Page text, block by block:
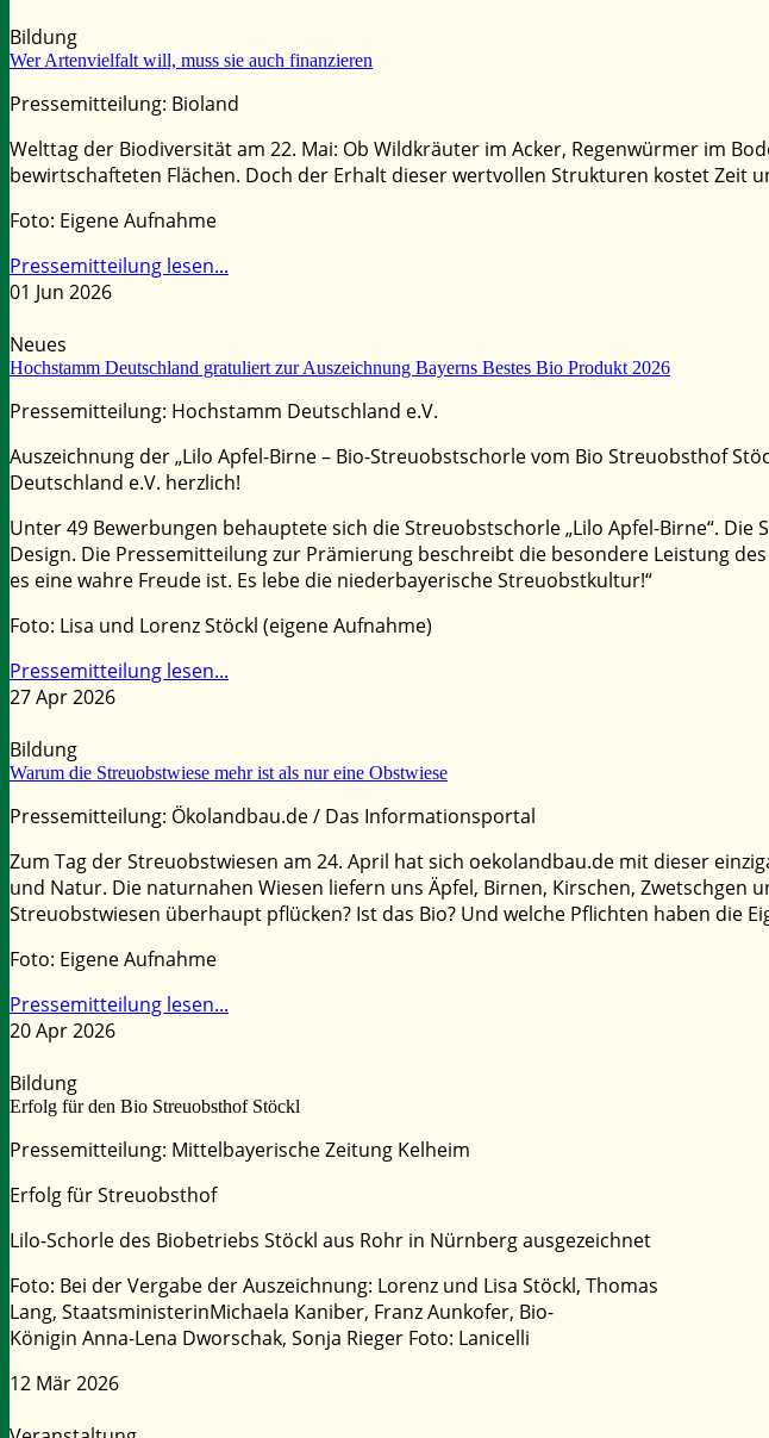
Bildung
Wer Artenvielfalt will, muss sie auch finanzieren
Pressemitteilung: Bioland
Welttag der Biodiversität am 22. Mai: Ob Wildkräuter im Acker, Regenwürmer im
bewirtschafteten Flächen. Doch der Erhalt dieser wertvollen Strukturen kostet Zeit
Foto: Eigene Aufnahme
Pressemitteilung lesen...
01 Jun 2026
Neues
Hochstamm Deutschland gratuliert zur Auszeichnung Bayerns Bestes Bio Produkt 2026
Pressemitteilung: Hochstamm Deutschland e.V.
Auszeichnung der „Lilo Apfel-Birne – Bio-Streuobstschorle vom Bio Streuobsthof
Deutschland e.V. herzlich!
Unter 49 Bewerbungen behauptete sich die Streuobstschorle „Lilo Apfel-Birne“.
Design. Die Pressemitteilung zur Prämierung beschreibt die besondere Leistung
es eine wahre Freude ist. Es lebe die niederbayerische Streuobstkultur!“
Foto: Lisa und Lorenz Stöckl (eigene Aufnahme)
Pressemitteilung lesen...
27 Apr 2026
Bildung
Warum die Streuobstwiese mehr ist als nur eine Obstwiese
Pressemitteilung: Ökolandbau.de / Das Informationsportal
Zum Tag der Streuobstwiesen am 24. April hat sich oekolandbau.de mit dieser
und Natur. Die naturnahen Wiesen liefern uns Äpfel, Birnen, Kirschen,
Streuobstwiesen überhaupt pflücken? Ist das Bio? Und welche Pflichten haben die
Foto: Eigene Aufnahme
Pressemitteilung lesen...
20 Apr 2026
Bildung
Erfolg für den Bio Streuobsthof Stöckl
Pressemitteilung: Mittelbayerische Zeitung Kelheim
Erfolg für Streuobsthof
Lilo-Schorle des Biobetriebs Stöckl aus Rohr in Nürnberg ausgezeichnet
Foto: Bei der Vergabe der Auszeichnung: Lorenz und Lisa Stöckl, Thomas
Lang, StaatsministerinMichaela Kaniber, Franz Aunkofer, Bio-
Königin Anna-Lena Dworschak, Sonja Rieger Foto: Lanicelli
12 Mär 2026